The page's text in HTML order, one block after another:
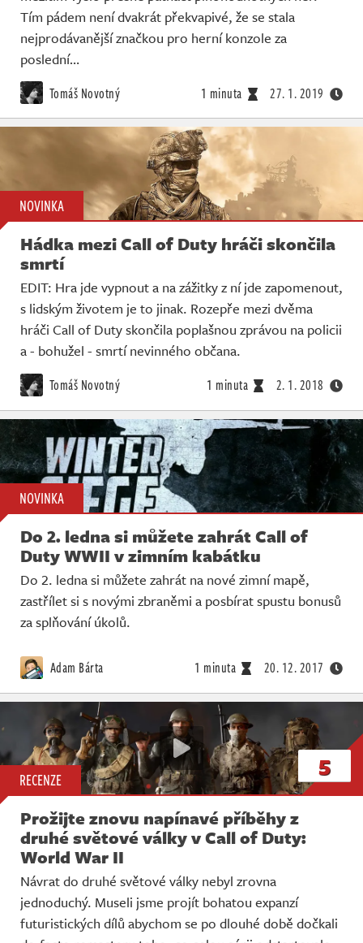
Tím pádem není dvakrát překvapivé, že se stala
nejprodávanější značkou pro herní konzole za
poslední…
Tomáš Novotný 1 minuta 27. 1. 2019
NOVINKA
Hádka mezi Call of Duty hráči skončila
smrtí
EDIT: Hra jde vypnout a na zážitky z ní jde zapomenout,
s lidským životem je to jinak. Rozepře mezi dvěma
hráči Call of Duty skončila poplašnou zprávou na policii
a - bohužel - smrtí nevinného občana.
Tomáš Novotný 1 minuta 2. 1. 2018
NOVINKA
Do 2. ledna si můžete zahrát Call of
Duty WWII v zimním kabátku
Do 2. ledna si můžete zahrát na nové zimní mapě,
zastřílet si s novými zbraněmi a posbírat spustu bonusů
za splňování úkolů.
Adam Bárta 1 minuta 20. 12. 2017
RECENZE 5
Prožijte znovu napínavé příběhy z
druhé světové války v Call of Duty:
World War II
Návrat do druhé světové války nebyl zrovna
jednoduchý. Museli jsme projít bohatou expanzí
futuristických dílů abychom se po dlouhé době dočkali